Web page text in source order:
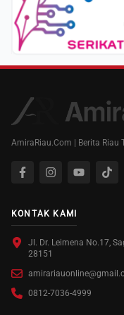
AmiraRiau.Com | Berita Riau
KONTAK KAMI
Jl. Dr. Leimena No.17,
28151
0812-7036-4999